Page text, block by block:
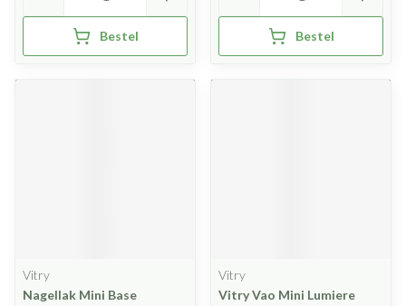
Bestel Bestel
Vitry
Nagellak Mini Base
Vitry
Vitry Vao Mini Lumiere